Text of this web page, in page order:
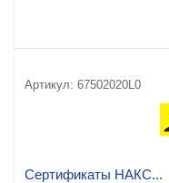
Артикул: 67502020L0
Сертификаты НАКС...